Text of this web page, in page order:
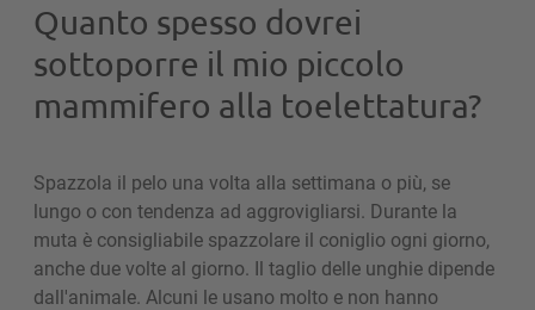
Quanto spesso dovrei
sottoporre il mio piccolo
mammifero alla toelettatura?
Spazzola il pelo una volta alla settimana o più, se
lungo o con tendenza ad aggrovigliarsi. Durante la
muta è consigliabile spazzolare il coniglio ogni giorno,
anche due volte al giorno. Il taglio delle unghie dipende
dall'animale. Alcuni le usano molto e non hanno